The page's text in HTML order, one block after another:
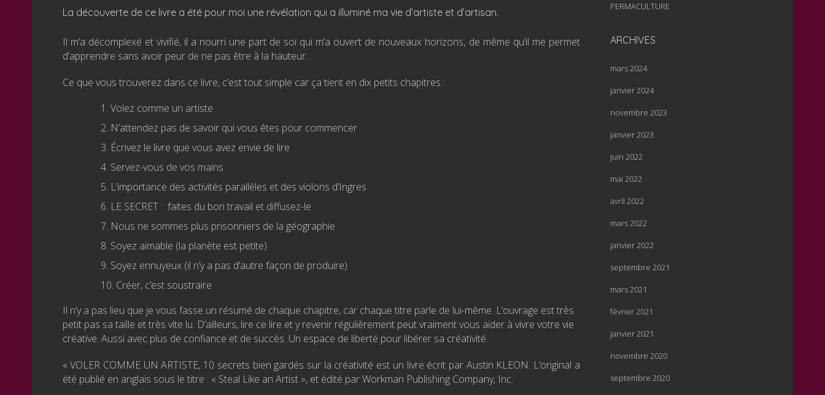
La découverte de ce livre a été pour moi une révélation qui a illuminé ma vie d’artiste et d’artisan.
Il m’a décomplexé et vivifié, il a nourri une part de soi qui m’a ouvert de nouveaux horizons, de même qu’il me permet
d’apprendre sans avoir peur de ne pas être à la hauteur.
Ce que vous trouverez dans ce livre, c’est tout simple car ça tient en dix petits chapitres :
Volez comme un artiste
N’attendez pas de savoir qui vous êtes pour commencer
Écrivez le livre que vous avez envie de lire
Servez-vous de vos mains
L’importance des activités parallèles et des violons d’Ingres
LE SECRET : faites du bon travail et diffusez-le
Nous ne sommes plus prisonniers de la géographie
Soyez aimable (la planète est petite)
Soyez ennuyeux (il n’y a pas d’autre façon de produire)
Créer, c’est soustraire
Il n’y a pas lieu que je vous fasse un résumé de chaque chapitre, car chaque titre parle de lui-même. L’ouvrage est très
petit pas sa taille et très vite lu. D’ailleurs, lire ce lire et y revenir régulièrement peut vraiment vous aider à vivre votre vie
créative. Aussi avec plus de confiance et de succès. Un espace de liberté pour libérer sa créativité.
« VOLER COMME UN ARTISTE, 10 secrets bien gardés sur la créativité est un livre écrit par Austin KLEON. L’original a
été publié en anglais sous le titre : « Steal Like an Artist », et édité par Workman Publishing Company, Inc.
PERMACULTURE
ARCHIVES
mars 2024
janvier 2024
novembre 2023
janvier 2023
juin 2022
mai 2022
avril 2022
mars 2022
janvier 2022
septembre 2021
mars 2021
février 2021
janvier 2021
novembre 2020
septembre 2020